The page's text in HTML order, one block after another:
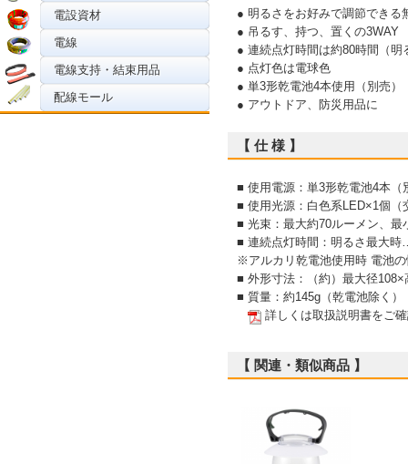
電設資材
電線
電線支持・結束用品
配線モール
● 明るさをお好みで調節できる
● 吊るす、持つ、置くの3WAY
● 連続点灯時間は約80時間（明
● 点灯色は電球色
● 単3形乾電池4本使用（別売）
● アウトドア、防災用品に
【 仕 様 】
■ 使用電源：単3形乾電池4本（
■ 使用光源：白色系LED×1個（
■ 光束：最大約70ルーメン、最
■ 連続点灯時間：明るさ最大
※アルカリ乾電池使用時 電池
■ 外形寸法：（約）最大径
■ 質量：約145g（乾電池除く）
詳しくは取扱説明書をご
【 関連・類似商品 】